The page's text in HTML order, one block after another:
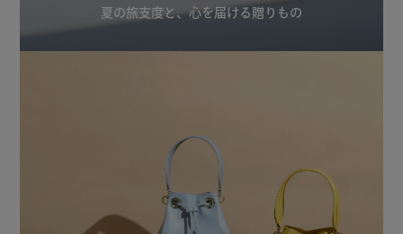
夏の旅支度と、心を届ける贈りもの